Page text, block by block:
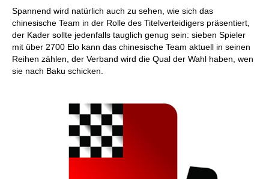
Spannend wird natürlich auch zu sehen, wie sich das
chinesische Team in der Rolle des Titelverteidigers präsentiert,
der Kader sollte jedenfalls tauglich genug sein: sieben Spieler
mit über 2700 Elo kann das chinesische Team aktuell in seinen
Reihen zählen, der Verband wird die Qual der Wahl haben, wen
sie nach Baku schicken.